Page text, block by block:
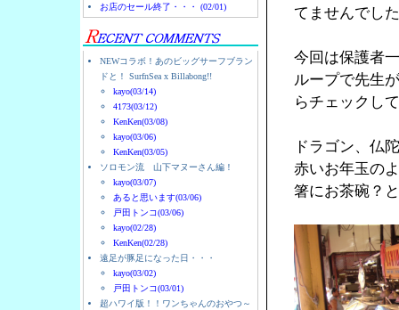
お店のセール終了・・・ (02/01)
NEWコラボ！あのビッグサーフブラン
ドと！ SurfnSea x Billabong!!
kayo(03/14)
4173(03/12)
KenKen(03/08)
kayo(03/06)
KenKen(03/05)
ソロモン流 山下マヌーさん編！
kayo(03/07)
あると思います(03/06)
戸田トンコ(03/06)
kayo(02/28)
KenKen(02/28)
遠足が豚足になった日・・・
kayo(03/02)
戸田トンコ(03/01)
超ハワイ版！！ワンちゃんのおやつ～
てませんでし
今回は保護者
ループで先生
らチェックし
ドラゴン、仏
赤いお年玉の
箸にお茶碗？